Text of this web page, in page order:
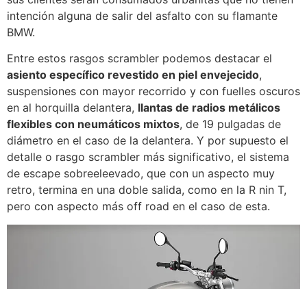
intención alguna de salir del asfalto con su flamante
BMW.
Entre estos rasgos scrambler podemos destacar el
asiento específico revestido en piel envejecido,
suspensiones con mayor recorrido y con fuelles oscuros
en al horquilla delantera, llantas de radios metálicos
flexibles con neumáticos mixtos, de 19 pulgadas de
diámetro en el caso de la delantera. Y por supuesto el
detalle o rasgo scrambler más significativo, el sistema
de escape sobreeleevado, que con un aspecto muy
retro, termina en una doble salida, como en la R nin T,
pero con aspecto más off road en el caso de esta.